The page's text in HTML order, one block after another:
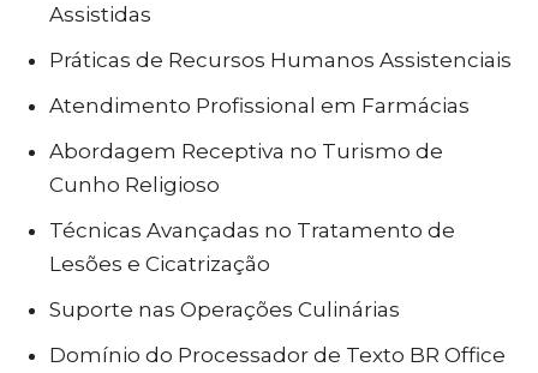
Assistidas
Práticas de Recursos Humanos Assistenciais
Atendimento Profissional em Farmácias
Abordagem Receptiva no Turismo de
Cunho Religioso
Técnicas Avançadas no Tratamento de
Lesões e Cicatrização
Suporte nas Operações Culinárias
Domínio do Processador de Texto BR Office